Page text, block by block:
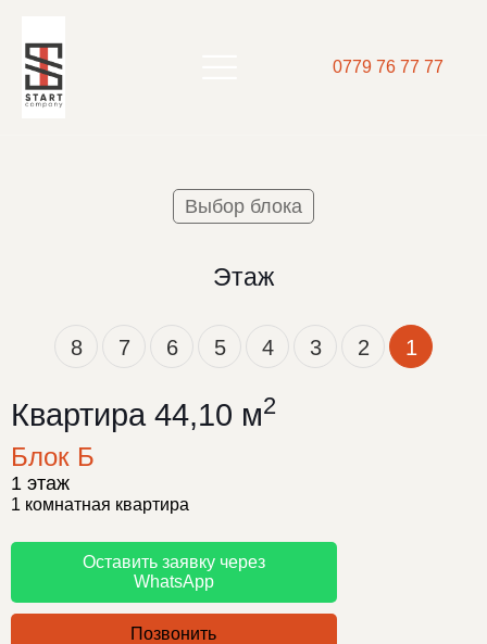
0779 76 77 77
Выбор блока
Этаж
8 7 6 5 4 3 2 1
Квартира 44,10 м2
Блок Б
1 этаж
1 комнатная квартира
Оставить заявку через
WhatsApp
Позвонить